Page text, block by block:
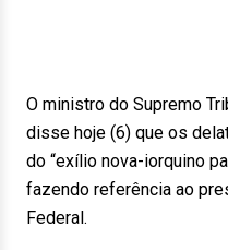
O ministro do Supremo
disse hoje (6) que os
do “exílio nova-iorquino
fazendo referência ao
Federal.